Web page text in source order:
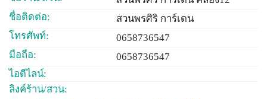
ชื่อติดต่อ:
สวนพรศิริ การ์เดน
โทรศัพท์:
0658736547
มือถือ:
0658736547
ไอดีไลน์:
ลิงค์ร้าน/สวน: